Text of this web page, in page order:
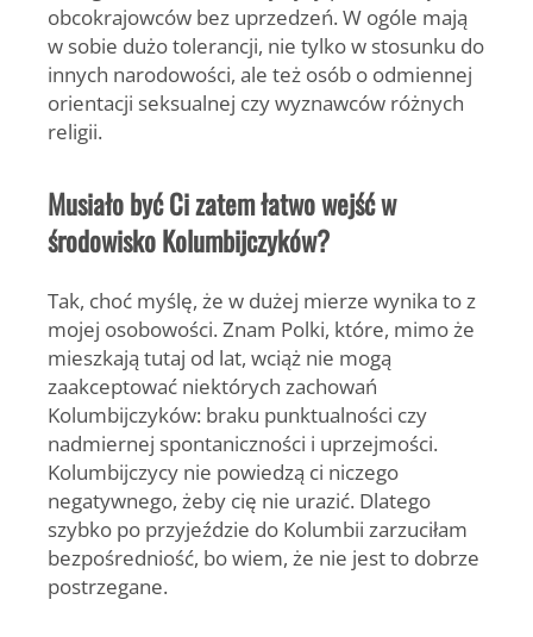
obcokrajowców bez uprzedzeń. W ogóle mają
w sobie dużo tolerancji, nie tylko w stosunku do
innych narodowości, ale też osób o odmiennej
orientacji seksualnej czy wyznawców różnych
religii.
Musiało być Ci zatem łatwo wejść w
środowisko Kolumbijczyków?
Tak, choć myślę, że w dużej mierze wynika to z
mojej osobowości. Znam Polki, które, mimo że
mieszkają tutaj od lat, wciąż nie mogą
zaakceptować niektórych zachowań
Kolumbijczyków: braku punktualności czy
nadmiernej spontaniczności i uprzejmości.
Kolumbijczycy nie powiedzą ci niczego
negatywnego, żeby cię nie urazić. Dlatego
szybko po przyjeździe do Kolumbii zarzuciłam
bezpośredniość, bo wiem, że nie jest to dobrze
postrzegane.